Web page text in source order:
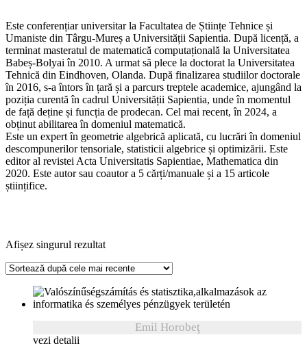
Este conferențiar universitar la Facultatea de Științe Tehnice și
Umaniste din Târgu-Mureș a Universității Sapientia. După licență, a
terminat masteratul de matematică computațională la Universitatea
Babeș-Bolyai în 2010. A urmat să plece la doctorat la Universitatea
Tehnică din Eindhoven, Olanda. După finalizarea studiilor doctorale
în 2016, s-a întors în țară și a parcurs treptele academice, ajungând la
poziția curentă în cadrul Universității Sapientia, unde în momentul
de față deține și funcția de prodecan. Cel mai recent, în 2024, a
obținut abilitarea în domeniul matematică.
Este un expert în geometrie algebrică aplicată, cu lucrări în domeniul
descompunerilor tensoriale, statisticii algebrice și optimizării. Este
editor al revistei Acta Universitatis Sapientiae, Mathematica din
2020. Este autor sau coautor a 5 cărți/manuale și a 15 articole
științifice.
Afișez singurul rezultat
Emil Horobeţ
vezi detalii